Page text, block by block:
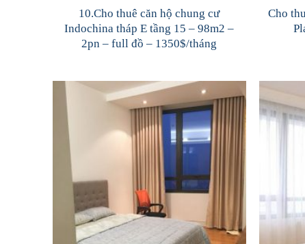
10.Cho thuê căn hộ chung cư
Indochina tháp E tầng 15 – 98m2 –
2pn – full đồ – 1350$/tháng
Cho
Add to